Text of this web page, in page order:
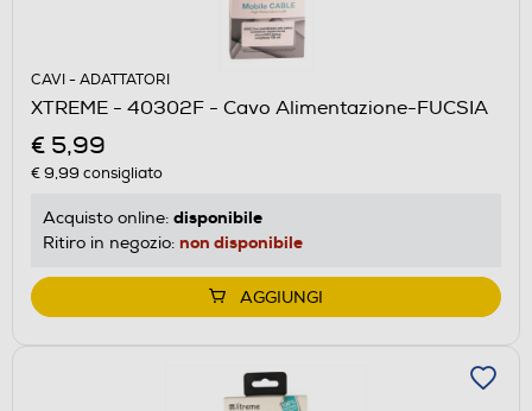
CAVI - ADATTATORI
XTREME - 40302F - Cavo Alimentazione-FUCSIA
€ 5,99
€ 9,99 consigliato
Acquisto online: disponibile
Ritiro in negozio: non disponibile
AGGIUNGI